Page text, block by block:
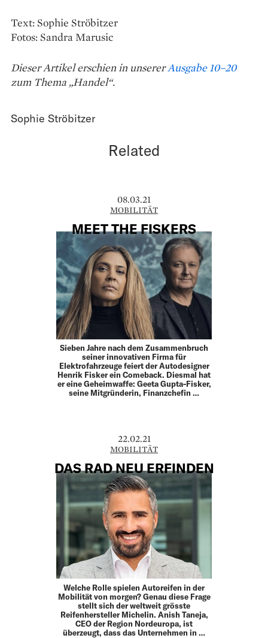
Text: Sophie Ströbitzer
Fotos: Sandra Marusic
Dieser Artikel erschien in unsererAusgabe 10–20
zum Thema „Handel“.
Sophie Ströbitzer
Related
08.03.21
MOBILITÄT
MEET THE FISKERS
Sieben Jahre nach dem Zusammenbruch
seiner innovativen Firma für
Elektrofahrzeuge feiert der Autodesigner
Henrik Fisker ein Comeback. Diesmal hat
er eine Geheimwaffe: Geeta Gupta-Fisker,
seine Mitgründerin, Finanzchefin …
22.02.21
MOBILITÄT
DAS RAD NEU ERFINDEN
Welche Rolle spielen Autoreifen in der
Mobilität von morgen? Genau diese Frage
stellt sich der weltweit grösste
Reifenhersteller Michelin. Anish Taneja,
CEO der Region Nordeuropa, ist
überzeugt, dass das Unternehmen in …